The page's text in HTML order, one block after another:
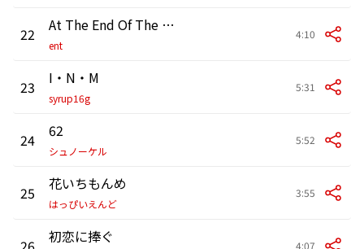
22 At The End Of The Blue Sky
ent
4:10
23 I・N・M
syrup16g
5:31
24 62
シュノーケル
5:52
25 花いちもんめ
はっぴいえんど
3:55
初恋に捧ぐ 4:07